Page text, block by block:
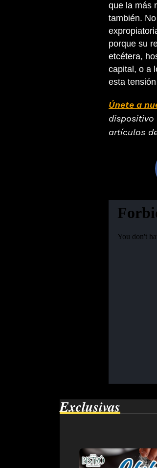
que la más
también.
porque su
etcétera,
capital, o a
esta
Únete a
dispositivo
artículos
Exclusivas